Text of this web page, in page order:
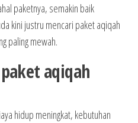
paketnya, semakin baik
kini justru mencari paket aqiqah
paling mewah.
aqiqah
hidup meningkat, kebutuhan